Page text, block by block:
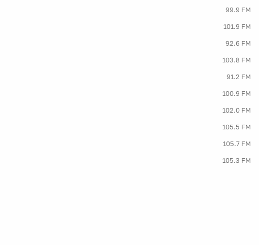
99.9 FM
101.9 FM
92.6 FM
103.8 FM
91.2 FM
100.9 FM
102.0 FM
105.5 FM
105.7 FM
105.3 FM